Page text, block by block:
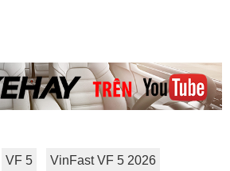
VF 5 VinFast VF 5 2026